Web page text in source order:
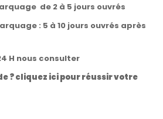
de 2 à 5 jours ouvrés
: 5 à 10 jours ouvrés après
H nous consulter
? cliquez ici pour réussir votre